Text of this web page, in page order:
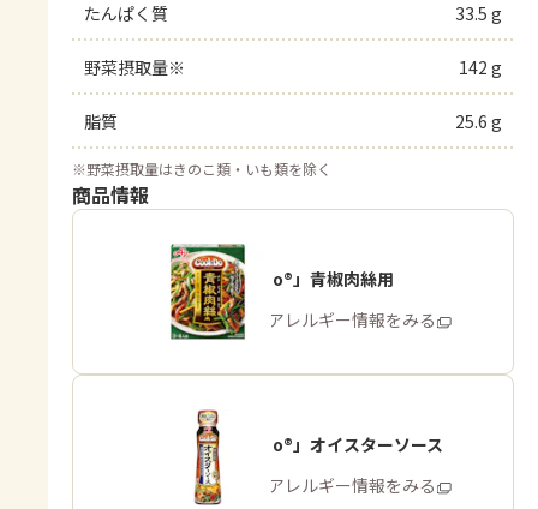
たんぱく質 33.5 g
野菜摂取量※ 142 g
脂質 25.6 g
※野菜摂取量はきのこ類・いも類を除く
商品情報
「Cook Do®」青椒肉絲用
商品・アレルギー情報をみる
「Cook Do®」オイスターソース
商品・アレルギー情報をみる